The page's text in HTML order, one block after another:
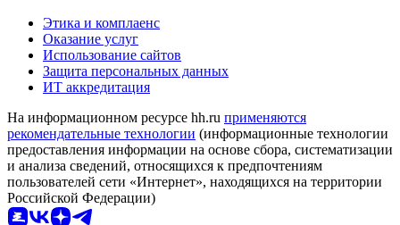
Этика и комплаенс
Оказание услуг
Использование сайтов
Защита персональных данных
ИТ аккредитация
На информационном ресурсе hh.ru применяются
рекомендательные технологии (информационные технологии
предоставления информации на основе сбора, систематизации
и анализа сведений, относящихся к предпочтениям
пользователей сети «Интернет», находящихся на территории
Российской Федерации)